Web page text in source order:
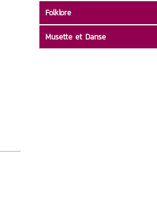
Folklore
Musette et Danse